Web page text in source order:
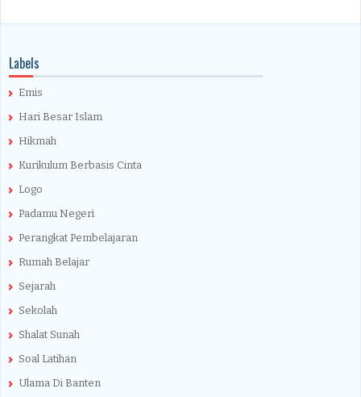
Labels
Emis
Hari Besar Islam
Hikmah
Kurikulum Berbasis Cinta
Logo
Padamu Negeri
Perangkat Pembelajaran
Rumah Belajar
Sejarah
Sekolah
Shalat Sunah
Soal Latihan
Ulama Di Banten